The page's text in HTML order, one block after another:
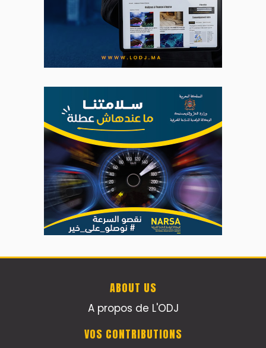
ABOUT US
A propos de L'ODJ
VOS CONTRIBUTIONS